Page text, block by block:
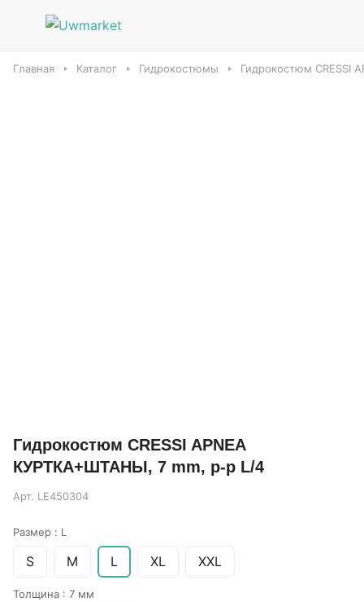
Главная Каталог Гидрокостюмы Гидрокостюм CRESSI
Гидрокостюм CRESSI APNEA
КУРТКА+ШТАНЫ, 7 mm, р-р L/4
Арт. LE450304
Размер : L
S M L XL XXL
Толщина : 7 мм